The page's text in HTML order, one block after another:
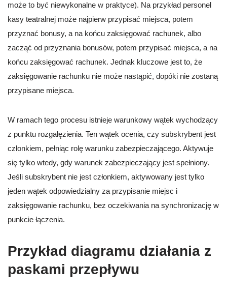
może to być niewykonalne w praktyce). Na przykład personel
kasy teatralnej może najpierw przypisać miejsca, potem
przyznać bonusy, a na końcu zaksięgować rachunek, albo
zacząć od przyznania bonusów, potem przypisać miejsca, a na
końcu zaksięgować rachunek. Jednak kluczowe jest to, że
zaksięgowanie rachunku nie może nastąpić, dopóki nie zostaną
przypisane miejsca.
W ramach tego procesu istnieje warunkowy wątek wychodzący
z punktu rozgałęzienia. Ten wątek ocenia, czy subskrybent jest
członkiem, pełniąc rolę warunku zabezpieczającego. Aktywuje
się tylko wtedy, gdy warunek zabezpieczający jest spełniony.
Jeśli subskrybent nie jest członkiem, aktywowany jest tylko
jeden wątek odpowiedzialny za przypisanie miejsc i
zaksięgowanie rachunku, bez oczekiwania na synchronizację w
punkcie łączenia.
Przykład diagramu działania z
paskami przepływu